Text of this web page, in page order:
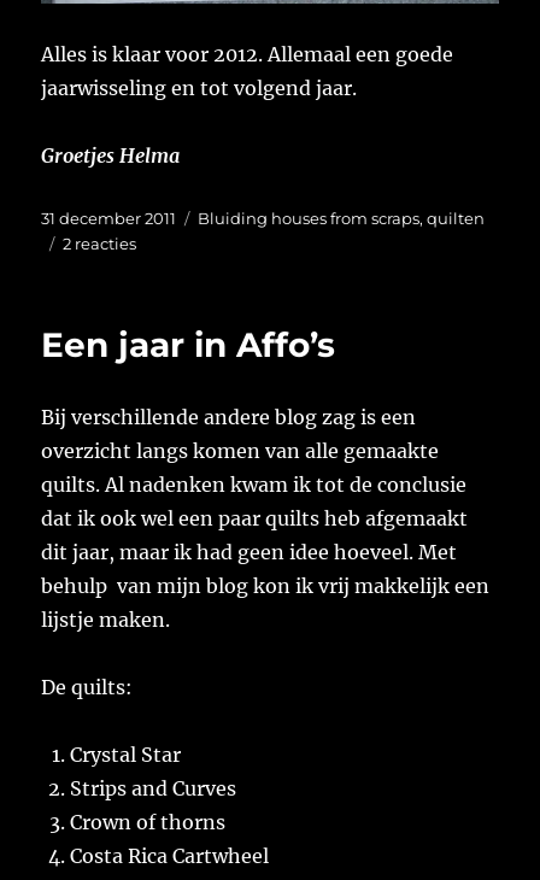
Alles is klaar voor 2012. Allemaal een goede
jaarwisseling en tot volgend jaar.
Groetjes Helma
Geplaatst
op
31 december 2011 Categorieën
Bluiding houses from scraps,quilten
2 reactiesop
bouwen?
Een jaar in Affo’s
Bij verschillende andere blog zag is een
overzicht langs komen van alle gemaakte
quilts. Al nadenken kwam ik tot de conclusie
dat ik ook wel een paar quilts heb afgemaakt
dit jaar, maar ik had geen idee hoeveel. Met
behulp van mijn blog kon ik vrij makkelijk een
lijstje maken.
De quilts:
Crystal Star
Strips and Curves
Crown of thorns
Costa Rica Cartwheel